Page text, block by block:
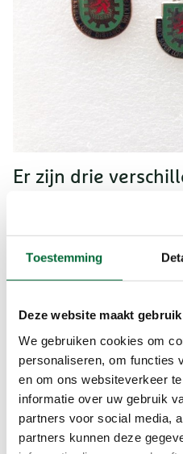
Toestemming
Deze website maakt
We gebruiken cookies om
personaliseren, om functies
en om ons websiteverkeer
informatie over uw gebruik
partners voor social media,
partners kunnen deze
Er zijn drie
Deze bronskleurig
Super Long Distance
Deze zilverkleurig
als je de tweede serie
Distance Walks hebt
Master Long Distance
Deze goudkleurig